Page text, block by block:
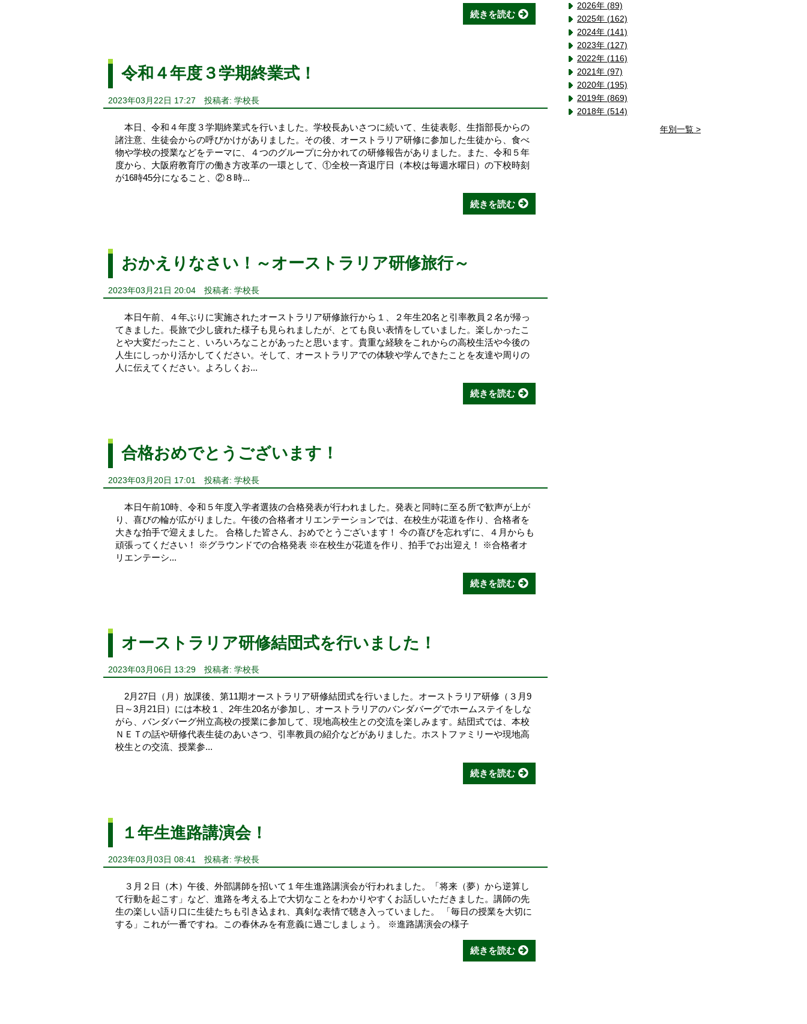
続きを読む
令和４年度３学期終業式！
2023年03月22日 17:27 投稿者: 学校長
本日、令和４年度３学期終業式を行いました。学校長あいさつに続いて、生徒表彰、生指部長からの
諸注意、生徒会からの呼びかけがありました。その後、オーストラリア研修に参加した生徒から、食べ
物や学校の授業などをテーマに、４つのグループに分かれての研修報告がありました。また、令和５年
度から、大阪府教育庁の働き方改革の一環として、①全校一斉退庁日（本校は毎週水曜日）の下校時刻
が16時45分になること、②８時...
続きを読む
おかえりなさい！～オーストラリア研修旅行～
2023年03月21日 20:04 投稿者: 学校長
本日午前、４年ぶりに実施されたオーストラリア研修旅行から１、２年生20名と引率教員２名が帰っ
てきました。長旅で少し疲れた様子も見られましたが、とても良い表情をしていました。楽しかったこ
とや大変だったこと、いろいろなことがあったと思います。貴重な経験をこれからの高校生活や今後の
人生にしっかり活かしてください。そして、オーストラリアでの体験や学んできたことを友達や周りの
人に伝えてください。よろしくお...
続きを読む
合格おめでとうございます！
2023年03月20日 17:01 投稿者: 学校長
本日午前10時、令和５年度入学者選抜の合格発表が行われました。発表と同時に至る所で歓声が上が
り、喜びの輪が広がりました。午後の合格者オリエンテーションでは、在校生が花道を作り、合格者を
大きな拍手で迎えました。 合格した皆さん、おめでとうございます！ 今の喜びを忘れずに、４月からも
頑張ってください！ ※グラウンドでの合格発表 ※在校生が花道を作り、拍手でお出迎え！ ※合格者オ
リエンテーシ...
続きを読む
オーストラリア研修結団式を行いました！
2023年03月06日 13:29 投稿者: 学校長
2月27日（月）放課後、第11期オーストラリア研修結団式を行いました。オーストラリア研修（３月9
日～3月21日）には本校１、2年生20名が参加し、オーストラリアのバンダバーグでホームステイをしな
がら、バンダバーグ州立高校の授業に参加して、現地高校生との交流を楽しみます。結団式では、本校
ＮＥＴの話や研修代表生徒のあいさつ、引率教員の紹介などがありました。ホストファミリーや現地高
校生との交流、授業参...
続きを読む
１年生進路講演会！
2023年03月03日 08:41 投稿者: 学校長
３月２日（木）午後、外部講師を招いて１年生進路講演会が行われました。「将来（夢）から逆算し
て行動を起こす」など、進路を考える上で大切なことをわかりやすくお話しいただきました。講師の先
生の楽しい語り口に生徒たちも引き込まれ、真剣な表情で聴き入っていました。 「毎日の授業を大切に
する」これが一番ですね。この春休みを有意義に過ごしましょう。 ※進路講演会の様子
続きを読む
2026年 (89)
2025年 (162)
2024年 (141)
2023年 (127)
2022年 (116)
2021年 (97)
2020年 (195)
2019年 (869)
2018年 (514)
年別一覧 >